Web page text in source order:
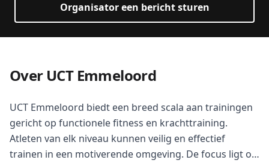
Organisator een bericht sturen
Over UCT Emmeloord
UCT Emmeloord biedt een breed scala aan trainingen
gericht op functionele fitness en krachttraining.
Atleten van elk niveau kunnen veilig en effectief
trainen in een motiverende omgeving. De focus ligt op